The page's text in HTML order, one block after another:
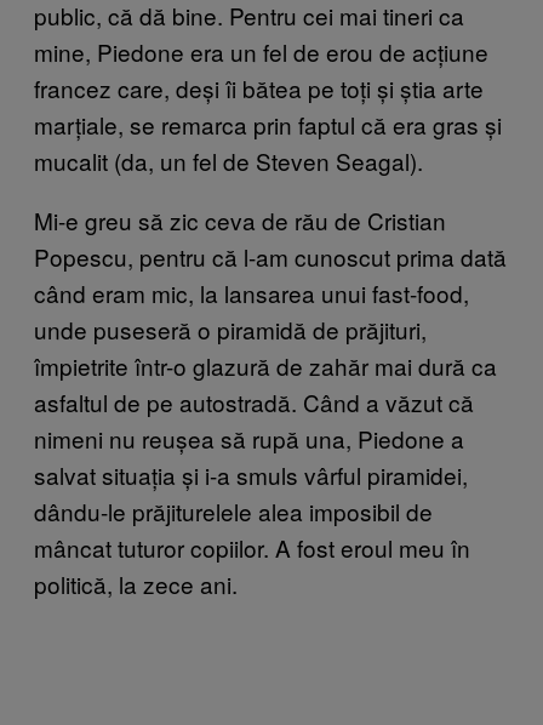
public, că dă bine. Pentru cei mai tineri ca
mine, Piedone era un fel de erou de acțiune
francez care, deși îi bătea pe toți și știa arte
marțiale, se remarca prin faptul că era gras și
mucalit (da, un fel de Steven Seagal).
Mi-e greu să zic ceva de rău de Cristian
Popescu, pentru că l-am cunoscut prima dată
când eram mic, la lansarea unui fast-food,
unde puseseră o piramidă de prăjituri,
împietrite într-o glazură de zahăr mai dură ca
asfaltul de pe autostradă. Când a văzut că
nimeni nu reușea să rupă una, Piedone a
salvat situația și i-a smuls vârful piramidei,
dându-le prăjiturelele alea imposibil de
mâncat tuturor copiilor. A fost eroul meu în
politică, la zece ani.